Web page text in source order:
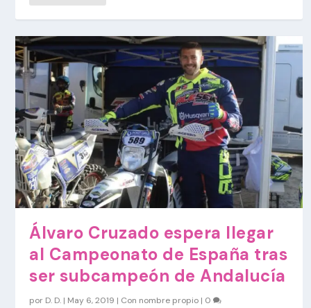
Álvaro Cruzado espera llegar
al Campeonato de España tras
ser subcampeón de Andalucía
por D. D. | May 6, 2019 | Con nombre propio | 0